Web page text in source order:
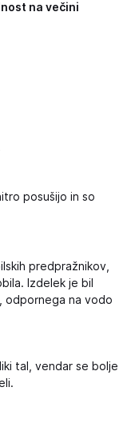
na večini
posušijo in so
predpražnikov,
Izdelek je bil
odpornega na vodo
tal, vendar se bolje